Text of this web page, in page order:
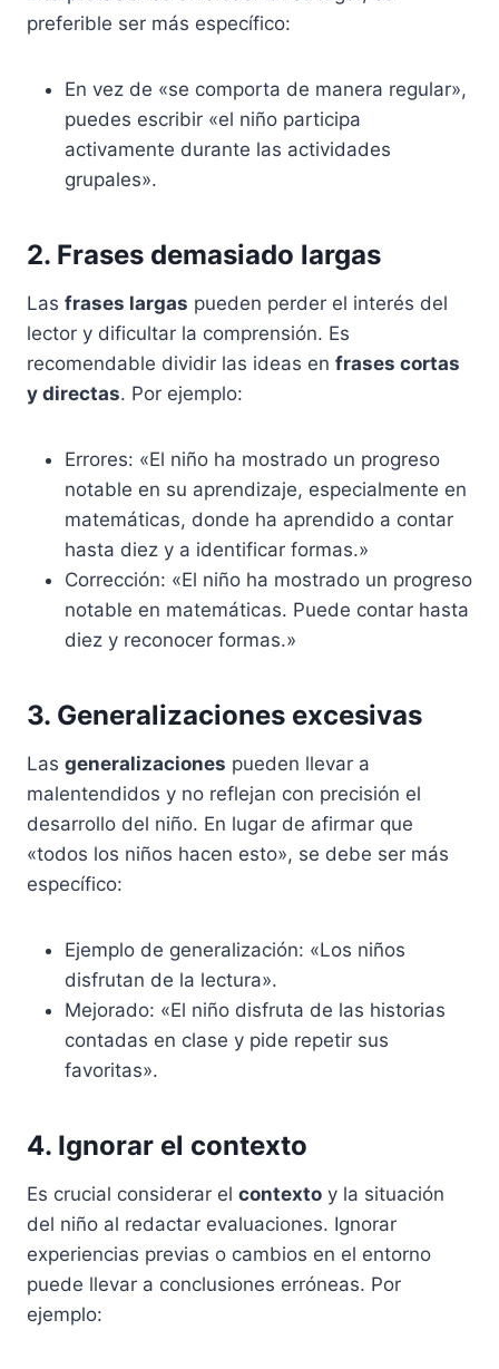
preferible ser más específico:
En vez de «se comporta de manera regular»,
puedes escribir «el niño participa
activamente durante las actividades
grupales».
2. Frases demasiado largas
Las frases largas pueden perder el interés del
lector y dificultar la comprensión. Es
recomendable dividir las ideas en frases cortas
y directas. Por ejemplo:
Errores: «El niño ha mostrado un progreso
notable en su aprendizaje, especialmente en
matemáticas, donde ha aprendido a contar
hasta diez y a identificar formas.»
Corrección: «El niño ha mostrado un progreso
notable en matemáticas. Puede contar hasta
diez y reconocer formas.»
3. Generalizaciones excesivas
Las generalizaciones pueden llevar a
malentendidos y no reflejan con precisión el
desarrollo del niño. En lugar de afirmar que
«todos los niños hacen esto», se debe ser más
específico:
Ejemplo de generalización: «Los niños
disfrutan de la lectura».
Mejorado: «El niño disfruta de las historias
contadas en clase y pide repetir sus
favoritas».
4. Ignorar el contexto
Es crucial considerar el contexto y la situación
del niño al redactar evaluaciones. Ignorar
experiencias previas o cambios en el entorno
puede llevar a conclusiones erróneas. Por
ejemplo: